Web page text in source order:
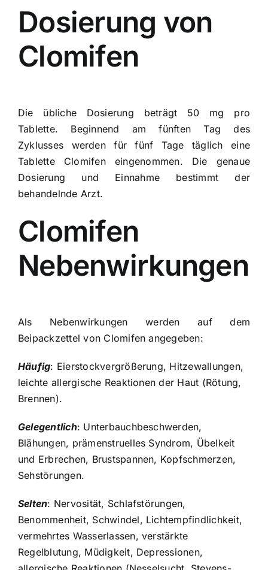
Dosierung von
Clomifen
Die übliche Dosierung beträgt 50 mg pro
Tablette. Beginnend am fünften Tag des
Zyklusses werden für fünf Tage täglich eine
Tablette Clomifen eingenommen. Die genaue
Dosierung und Einnahme bestimmt der
behandelnde Arzt.
Clomifen
Nebenwirkungen
Als Nebenwirkungen werden auf dem
Beipackzettel von Clomifen angegeben:
Häufig: Eierstockvergrößerung, Hitzewallungen,
leichte allergische Reaktionen der Haut (Rötung,
Brennen).
Gelegentlich: Unterbauchbeschwerden,
Blähungen, prämenstruelles Syndrom, Übelkeit
und Erbrechen, Brustspannen, Kopfschmerzen,
Sehstörungen.
Selten: Nervosität, Schlafstörungen,
Benommenheit, Schwindel, Lichtempfindlichkeit,
vermehrtes Wasserlassen, verstärkte
Regelblutung, Müdigkeit, Depressionen,